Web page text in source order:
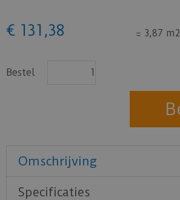
€ 131 ,38 = 3,87 m2
Bestel
Omschrijving
Specificaties